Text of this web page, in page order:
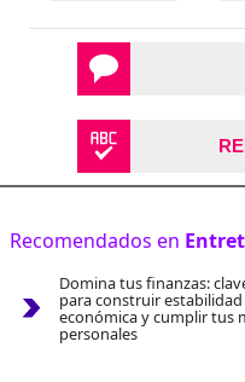
Recomendados en
Domina tus finanzas:
para construir estabilidad
económica y cumplir tus
personales